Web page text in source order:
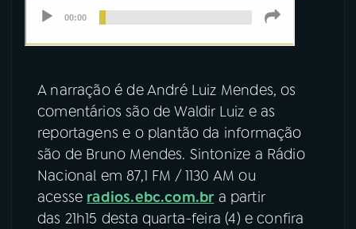
A narração é de André Luiz Mendes, os
comentários são de Waldir Luiz e as
reportagens e o plantão da informação
são de Bruno Mendes. Sintonize a Rádio
Nacional em 87,1 FM / 1130 AM ou
acesse radios.ebc.com.br a partir
das 21h15 desta quarta-feira (4) e confira